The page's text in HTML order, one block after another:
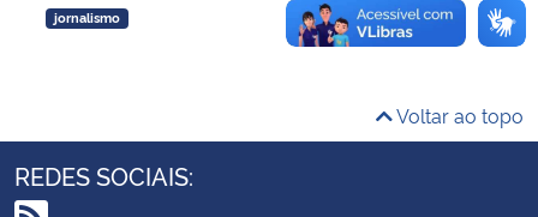
Gabinete de Segurança Institucional
jornalismo
Voltar ao topo
REDES SOCIAIS: